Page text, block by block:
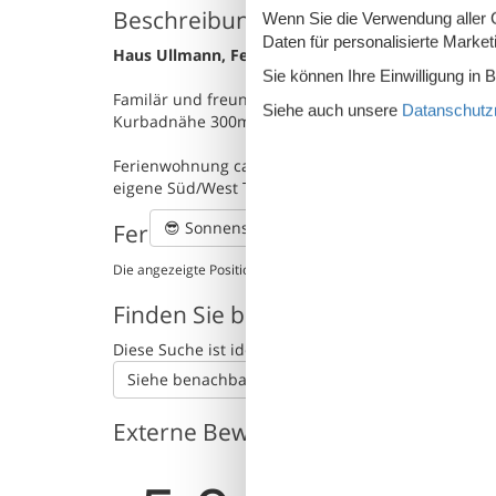
Beschreibung
Haus Ullmann, Ferienwohnung Mia
Familär und freundlich, behagliche Nichtraucher-
Kurbadnähe 300m mit Hallenbad, Medical
Ferienwohnung ca. 50qm, Wohnraum mit
eigene Süd/West Terrasse, Stellplatz.
Ferienhaus auf der Karte und
😎 Sonnenstand
Die angezeigte Position des Ferienhauses könnte ungenau
Finden Sie benachbarte
Diese Suche ist ideal für größere oder
Siehe benachbarte Häuser
Externe Bewertungen
Wenn Sie die Verwendung
Daten für personalisierte
Sie können Ihre Einwilligung in
Siehe auch unsere